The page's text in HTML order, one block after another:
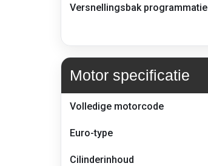
Versnellingsbak programmatie
Technische
de
–
Motor specificatie
Volledige motorcode
Euro-type
Cilinderinhoud